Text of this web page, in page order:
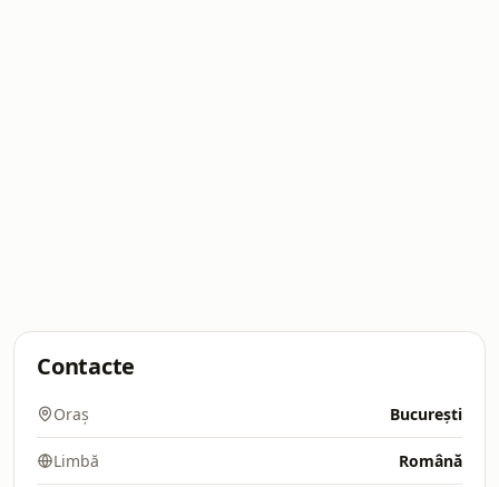
Contacte
Oraș București
Limbă Română